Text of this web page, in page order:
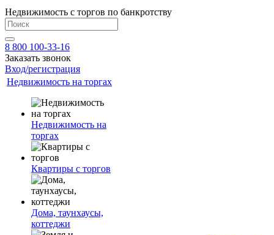
Недвижимость с торгов по банкротству
8 800 100-33-16
Заказать звонок
Вход/регистрация
Недвижимость на торгах
Недвижимость на
торгах
Квартиры с торгов
Дома, таунхаусы,
коттеджи